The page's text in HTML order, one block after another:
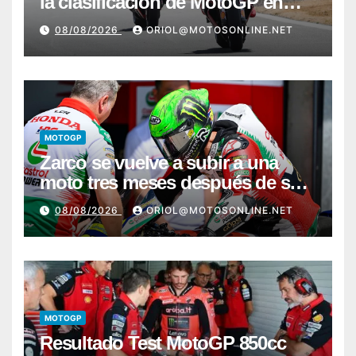
Silverstone
08/08/2026 ORIOL@MOTOSONLINE.NET
MOTOGP
Zarco se vuelve a subir a una
moto tres meses después de su
grave lesión
08/08/2026 ORIOL@MOTOSONLINE.NET
MOTOGP
Resultado Test MotoGP 850cc